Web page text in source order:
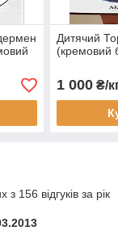
Дитячий
(кремовий
1 000₴/
156 відгуків за рік